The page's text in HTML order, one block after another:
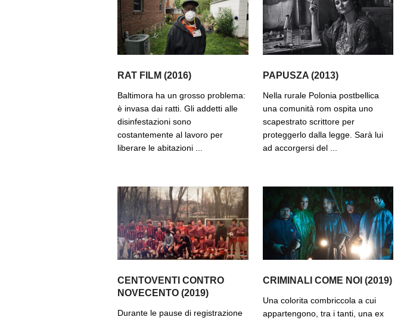
RAT FILM (2016)
Baltimora ha un grosso problema:
è invasa dai ratti. Gli addetti alle
disinfestazioni sono
costantemente al lavoro per
liberare le abitazioni ...
PAPUSZA (2013)
Nella rurale Polonia postbellica
una comunità rom ospita uno
scapestrato scrittore per
proteggerlo dalla legge. Sarà lui
ad accorgersi del ...
CENTOVENTI CONTRO
NOVECENTO (2019)
Durante le pause di registrazione
CRIMINALI COME NOI (2019)
Una colorita combriccola a cui
appartengono, tra i tanti, una ex